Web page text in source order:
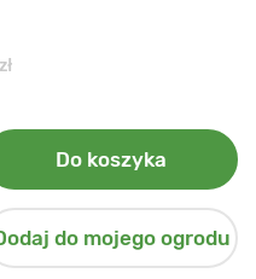
zł
Do koszyka
do mojego ogrodu